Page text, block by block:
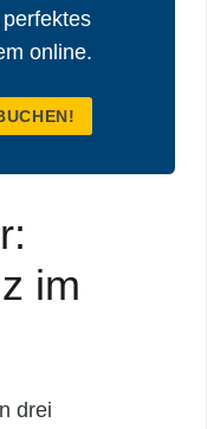
online.
im
drei